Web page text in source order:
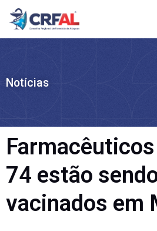
Ir
para
Notícias
74 estão
vacinados em